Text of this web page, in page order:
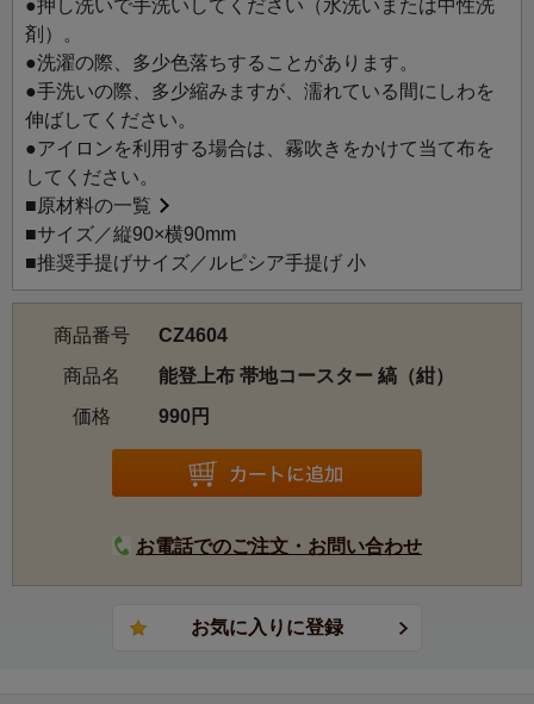
らしに寄り添ってくれます。
このコースターは、能登上布の帯地を使い、モダンな色柄
と麻の素朴な手織りの味わいを、日常で楽しめるアイテム
です。フリンジがアクセントとなり、毎日の暮らしに自然
となじみ、長く大切に使いたくなる一品です。
●押し洗いで手洗いしてください（水洗いまたは中性洗
剤）。
●洗濯の際、多少色落ちすることがあります。
●手洗いの際、多少縮みますが、濡れている間にしわを
伸ばしてください。
●アイロンを利用する場合は、霧吹きをかけて当て布を
してください。
■原材料の一覧
■サイズ／縦90×横90mm
■推奨手提げサイズ／ルピシア手提げ 小
商品番号
CZ4604
商品名
能登上布 帯地コースター 縞（紺）
価格
990円
お電話でのご注文・お問い合わせ